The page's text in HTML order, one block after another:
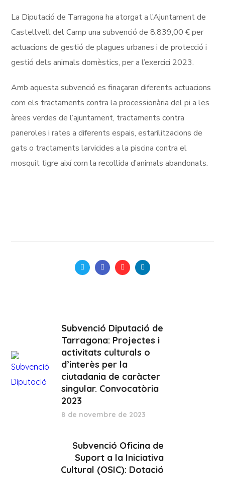
La Diputació de Tarragona ha atorgat a l’Ajuntament de
Castellvell del Camp una subvenció de 8.839,00 € per
actuacions de gestió de plagues urbanes i de protecció i
gestió dels animals domèstics, per a l’exercici 2023.
Amb aquesta subvenció es finaçaran diferents actuacions
com els tractaments contra la processionària del pi a les
àrees verdes de l’ajuntament, tractaments contra
paneroles i rates a diferents espais, estarilitzacions de
gats o tractaments larvicides a la piscina contra el
mosquit tigre així com la recollida d’animals abandonats.
Subvenció Diputació de
Tarragona: Projectes i
activitats culturals o
d’interès per la
ciutadania de caràcter
singular. Convocatòria
2023
8 de novembre de 2023
Subvenció Oficina de
Suport a la Iniciativa
Cultural (OSIC): Dotació